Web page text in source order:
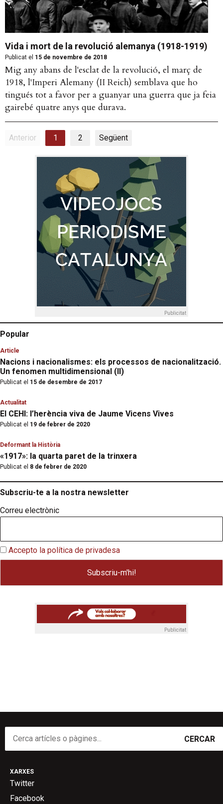
Vida i mort de la revolució alemanya (1918-1919)
Publicat el 15 de novembre de 2018
Mig any abans de l'esclat de la revolució, el març de
1918, l'Imperi Alemany (II Reich) semblava que ho
tingués tot a favor per a guanyar una guerra que ja feia
gairebé quatre anys que durava.
Anterior 1 2 Següent
Publicitat
Popular
Article
Nacions i nacionalismes: els processos de nacionalització.
Un fenomen multidimensional (II)
Publicat el 15 de desembre de 2017
Actualitat
El CEHI: l’herència viva de Jaume Vicens Vives
Publicat el 19 de febrer de 2020
Deformant la Història
«1917»: la quarta paret de la trinxera
Publicat el 8 de febrer de 2020
Subscriu-te a la nostra newsletter
Correu electrònic
Accepto la política de privadesa
Publicitat
CERCAR
XARXES
Twitter
Facebook